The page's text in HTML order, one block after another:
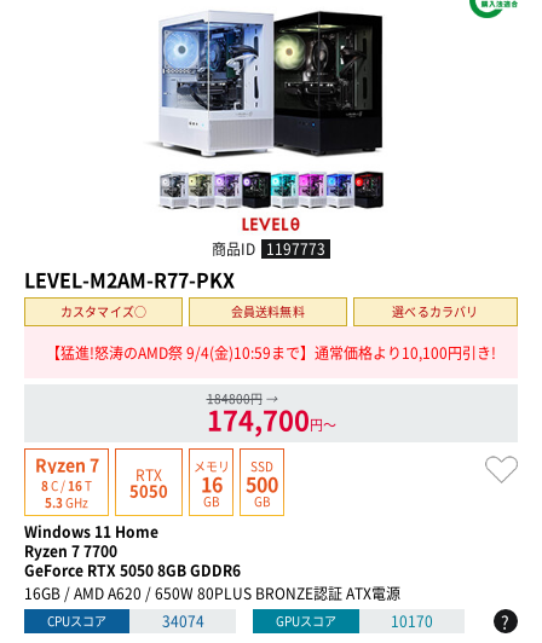
商品ID 1197773
LEVEL-M2AM-R77-PKX
カスタマイズ○ 会員送料無料 選べるカラバリ
【猛進!怒涛のAMD祭 9/4(金)10:59まで】通常価格より10,100円引き!
184800円 →
174,700円〜
Ryzen 7
8C / 16T
5.3GHz
RTX
5050
メモリ
16
GB
SSD
500
GB
Windows 11 Home
Ryzen 7 7700
GeForce RTX 5050 8GB GDDR6
16GB / AMD A620 / 650W 80PLUS BRONZE認証 ATX電源
CPUスコア 34074 GPUスコア 10170 ?